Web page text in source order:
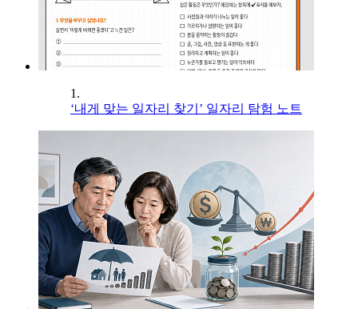
1.
‘내게 맞는 일자리 찾기’ 일자리 탐험 노트